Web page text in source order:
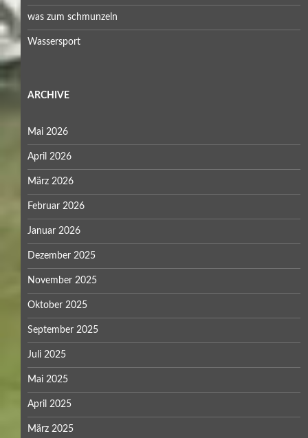
was zum schmunzeln
Wassersport
ARCHIVE
Mai 2026
April 2026
März 2026
Februar 2026
Januar 2026
Dezember 2025
November 2025
Oktober 2025
September 2025
Juli 2025
Mai 2025
April 2025
März 2025